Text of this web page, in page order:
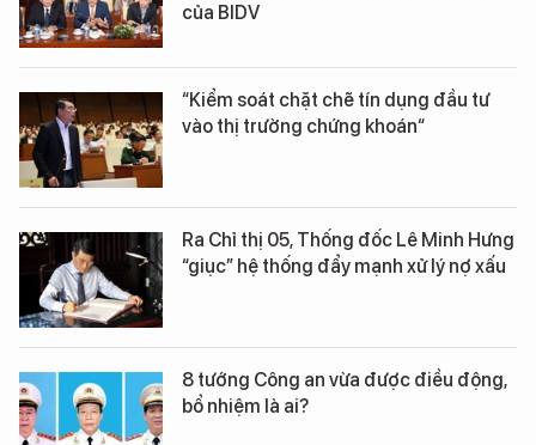
của BIDV
“Kiểm soát chặt chẽ tín dụng đầu tư
vào thị trường chứng khoán“
Ra Chỉ thị 05, Thống đốc Lê Minh Hưng
“giục” hệ thống đẩy mạnh xử lý nợ xấu
8 tướng Công an vừa được điều động,
bổ nhiệm là ai?